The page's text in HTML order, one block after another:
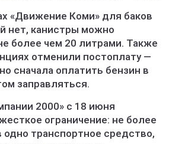
«Движение Коми» для баков
нет, канистры можно
более чем 20 литрами. Также
отменили постоплату —
сначала оплатить бензин в
заправляться.
2000» с 18 июня
ограничение: не более
одно транспортное средство,